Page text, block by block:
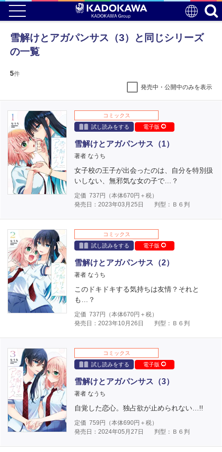
雪解けとアガパンサス（3）と同じシリーズ
の一覧
5件
発売中・公開中のみを表示
コミックス
試し読みをする
電子版
雪解けとアガパンサス（1）
著者 なうち
女子校の王子が出会ったのは、自分を特別扱
いしない、無邪気な女の子で…？
定価 737 円（本体670円＋税）
発売日：2023年03月25日
判型：Ｂ６判
コミックス
試し読みをする
電子版
雪解けとアガパンサス（2）
著者 なうち
このドキドキする気持ちは友情？それと
も…？
定価 737 円（本体670円＋税）
発売日：2023年10月26日
判型：Ｂ６判
コミックス
試し読みをする
電子版
雪解けとアガパンサス（3）
著者 なうち
自覚した恋心。独占欲が止められない…!!
定価 759 円（本体690円＋税）
発売日：2024年05月27日
判型：Ｂ６判